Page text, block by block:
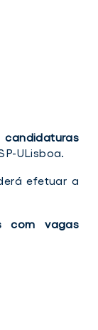
ULisboa.
efetuar a
com vagas